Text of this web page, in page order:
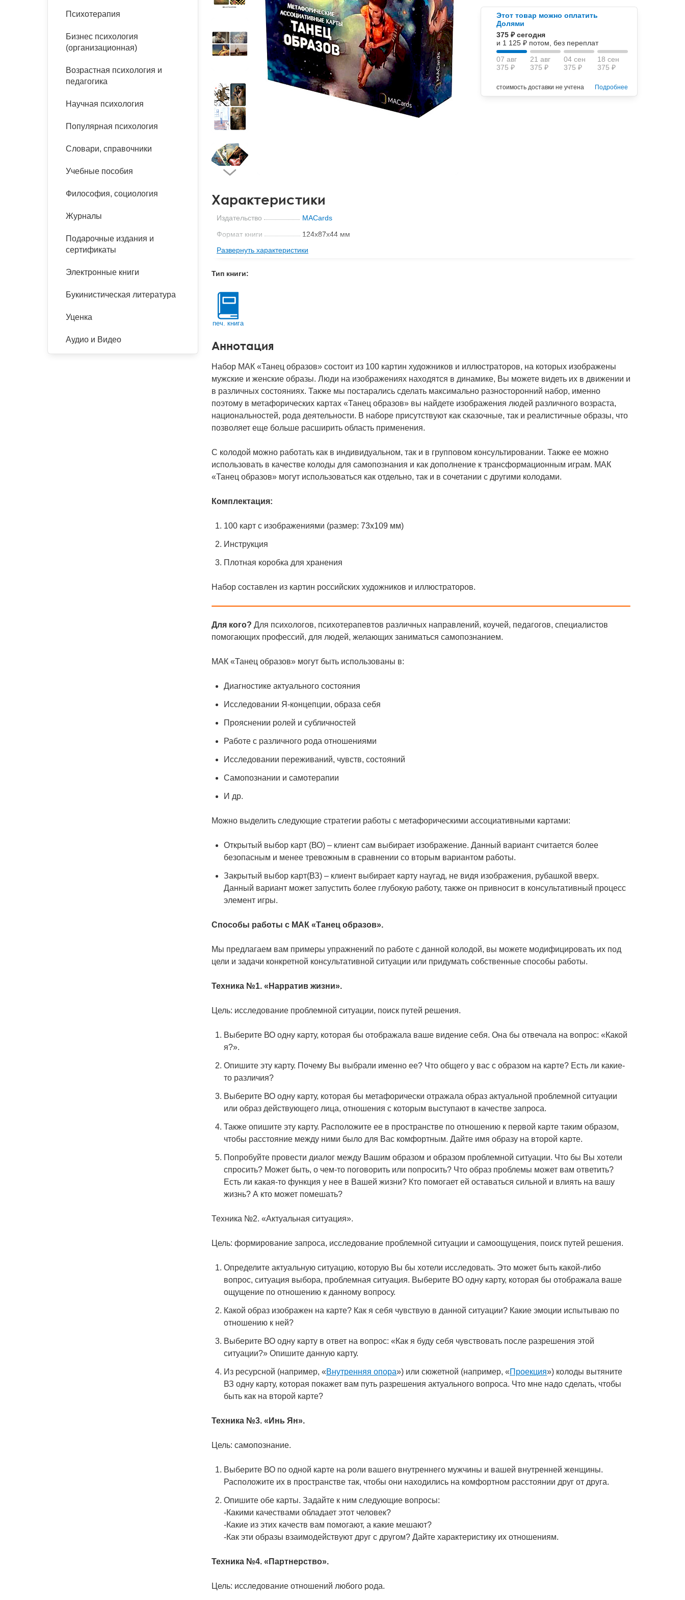
Расстройства пищевого
Тревожные расстройства,
Песочная терапия
Психодрама
Сказкотерапия
Другие направления
психотерапии
Классический, эриксоновский
Психология труда и
Психофизиология
Социальная психология
Социальная и
Учебная литература
Классический и юнгианский
Этот товар можно оплатить
Долями
375 ₽ сегодня
и 1 125 ₽ потом, без переплат
07 авг
375 ₽
21 авг
375 ₽
04 сен
375 ₽
18 сен
375 ₽
стоимость доставки не учтена Подробнее
Характеристики
Издательство
MACards
Формат книги
124x87x44 мм
Вес
0.31 кг
ISBN
Код
Развернуть характеристики
Тип книги:
печ. книга
Аннотация
Набор МАК «Танец образов» состоит из 100 картин художников и иллюстраторов, на которых изображены
мужские и женские образы. Люди на изображениях находятся в динамике, Вы можете видеть их в движении и
в различных состояниях. Также мы постарались сделать максимально разносторонний набор, именно
поэтому в метафорических картах «Танец образов» вы найдете изображения людей различного возраста,
национальностей, рода деятельности. В наборе присутствуют как сказочные, так и реалистичные образы, что
позволяет еще больше расширить область применения.
С колодой можно работать как в индивидуальном, так и в групповом консультировании. Также ее можно
использовать в качестве колоды для самопознания и как дополнение к трансформационным играм. МАК
«Танец образов» могут использоваться как отдельно, так и в сочетании с другими колодами.
Комплектация:
100 карт с изображениями (размер: 73х109 мм)
Инструкция
Плотная коробка для хранения
Набор составлен из картин российских художников и иллюстраторов.
Для кого? Для психологов, психотерапевтов различных направлений, коучей, педагогов, специалистов
помогающих профессий, для людей, желающих заниматься самопознанием.
МАК «Танец образов» могут быть использованы в:
Диагностике актуального состояния
Исследовании Я-концепции, образа себя
Прояснении ролей и субличностей
Работе с различного рода отношениями
Исследовании переживаний, чувств, состояний
Самопознании и самотерапии
И др.
Можно выделить следующие стратегии работы с метафорическими ассоциативными картами:
Открытый выбор карт (ВО) – клиент сам выбирает изображение. Данный вариант считается более
безопасным и менее тревожным в сравнении со вторым вариантом работы.
Закрытый выбор карт(ВЗ) – клиент выбирает карту наугад, не видя изображения, рубашкой вверх.
Данный вариант может запустить более глубокую работу, также он привносит в консультативный процесс
элемент игры.
Способы работы с МАК «Танец образов».
Мы предлагаем вам примеры упражнений по работе с данной колодой, вы можете модифицировать их под
цели и задачи конкретной консультативной ситуации или придумать собственные способы работы.
Техника №1. «Нарратив жизни».
Цель: исследование проблемной ситуации, поиск путей решения.
Выберите ВО одну карту, которая бы отображала ваше видение себя. Она бы отвечала на вопрос: «Какой
я?».
Опишите эту карту. Почему Вы выбрали именно ее? Что общего у вас с образом на карте? Есть ли какие-
то различия?
Выберите ВО одну карту, которая бы метафорически отражала образ актуальной проблемной ситуации
или образ действующего лица, отношения с которым выступают в качестве запроса.
Также опишите эту карту. Расположите ее в пространстве по отношению к первой карте таким образом,
чтобы расстояние между ними было для Вас комфортным. Дайте имя образу на второй карте.
Попробуйте провести диалог между Вашим образом и образом проблемной ситуации. Что бы Вы хотели
спросить? Может быть, о чем-то поговорить или попросить? Что образ проблемы может вам ответить?
Есть ли какая-то функция у нее в Вашей жизни? Кто помогает ей оставаться сильной и влиять на вашу
жизнь? А кто может помешать?
Техника №2. «Актуальная ситуация».
Цель: формирование запроса, исследование проблемной ситуации и самоощущения, поиск путей решения.
Определите актуальную ситуацию, которую Вы бы хотели исследовать. Это может быть какой-либо
вопрос, ситуация выбора, проблемная ситуация. Выберите ВО одну карту, которая бы отображала ваше
ощущение по отношению к данному вопросу.
Какой образ изображен на карте? Как я себя чувствую в данной ситуации? Какие эмоции испытываю по
отношению к ней?
Выберите ВО одну карту в ответ на вопрос: «Как я буду себя чувствовать после разрешения этой
ситуации?» Опишите данную карту.
Из ресурсной (например, «Внутренняя опора») или сюжетной (например, «Проекция») колоды вытяните
ВЗ одну карту, которая покажет вам путь разрешения актуального вопроса. Что мне надо сделать, чтобы
быть как на второй карте?
Техника №3. «Инь Ян».
Цель: самопознание.
Выберите ВО по одной карте на роли вашего внутреннего мужчины и вашей внутренней женщины.
Расположите их в пространстве так, чтобы они находились на комфортном расстоянии друг от друга.
Опишите обе карты. Задайте к ним следующие вопросы:
-Какими качествами обладает этот человек?
-Какие из этих качеств вам помогают, а какие мешают?
-Как эти образы взаимодействуют друг с другом? Дайте характеристику их отношениям.
Техника №4. «Партнерство».
Цель: исследование отношений любого рода.
Психотерапия
Бизнес психология
(организационная)
Возрастная психология и
педагогика
Научная психология
Популярная психология
Словари, справочники
Учебные пособия
Философия, социология
Журналы
Подарочные издания и
сертификаты
Электронные книги
Букинистическая литература
Уценка
Аудио и Видео